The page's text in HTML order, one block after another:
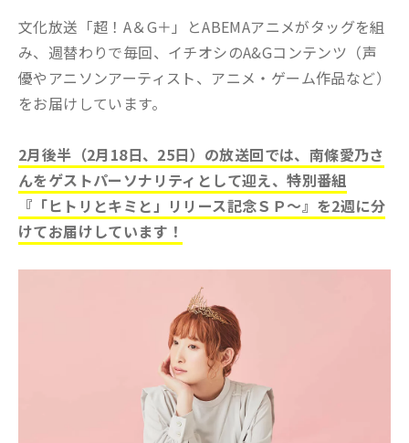
文化放送「超！A＆G＋」とABEMAアニメがタッグを組
み、週替わりで毎回、イチオシのA&Gコンテンツ（声
優やアニソンアーティスト、アニメ・ゲーム作品など）
をお届けしています。
2月後半（2月18日、25日）の放送回では、南條愛乃さ
んをゲストパーソナリティとして迎え、特別番組
『「ヒトリとキミと」リリース記念ＳＰ～』を2週に分
けてお届けしています！